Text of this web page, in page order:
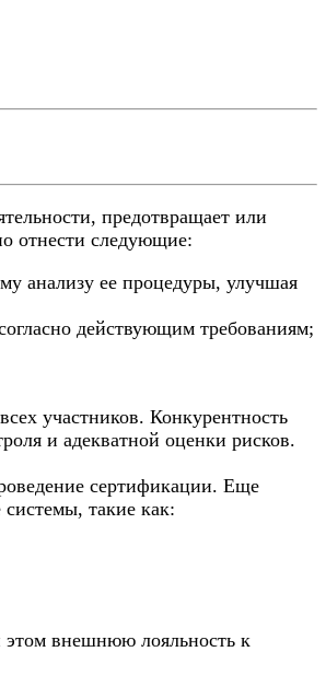
предотвращает или
отнести следующие:
анализу ее процедуры, улучшая
действующим требованиям;
участников. Конкурентность
и адекватной оценки рисков.
сертификации. Еще
такие как:
этом внешнюю лояльность к